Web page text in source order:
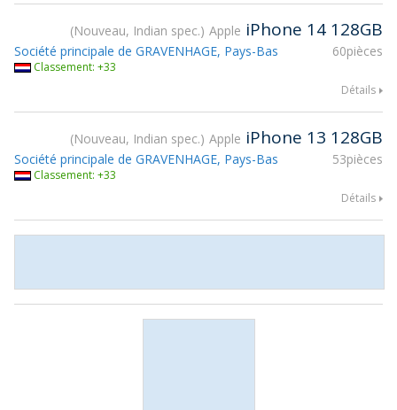
Nouveau, Indian spec. Apple iPhone 14 128GB
60pièces
Société principale de GRAVENHAGE, Pays-Bas
Classement: +33
Détails
Nouveau, Indian spec. Apple iPhone 13 128GB
53pièces
Société principale de GRAVENHAGE, Pays-Bas
Classement: +33
Détails